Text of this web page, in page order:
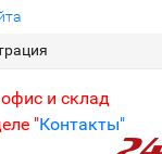
и склад
"Контакты"